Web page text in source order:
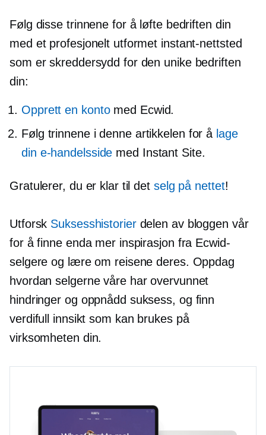
Følg disse trinnene for å løfte bedriften din
med et profesjonelt utformet instant-nettsted
som er skreddersydd for den unike bedriften
din:
Opprett en kontomed Ecwid.
Følg trinnene i denne artikkelen for å lage
din e-handelsside med Instant Site.
Gratulerer, du er klar til det selg på nettet!
Utforsk Suksesshistorierdelen av bloggen vår
for å finne enda mer inspirasjon fra Ecwid-
selgere og lære om reisene deres. Oppdag
hvordan selgerne våre har overvunnet
hindringer og oppnådd suksess, og finn
verdifull innsikt som kan brukes på
virksomheten din.